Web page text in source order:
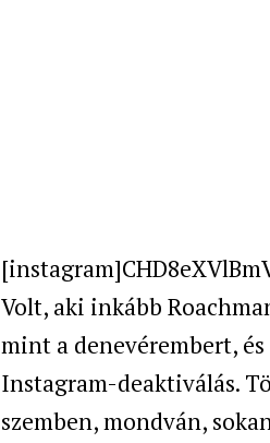
Volt, aki inkább
mint a denevérembert,
Instagram-deaktiválás.
szemben, mondván,